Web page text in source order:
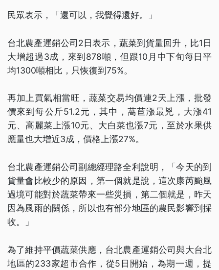
民眾表示，「還可以，我覺得還好。」
台北農產運銷公司2日表示，蔬菜到貨量回升，比1日
大增超過3成，來到878噸，但跟10月中下旬每日平
均1300噸相比，只恢復到75%。
再加上買氣相當旺，蔬菜交易均價連2天上漲，批發
價來到每公斤51.2元，其中，萵苣漲最兇，大漲41
元、高麗菜上漲10元、大白菜也漲7元，至於水果供
應量也大增近3成，價格上漲27%。
台北農產運銷公司副總經理路全利說明，「今天的到
貨量會比較少的原因，第一個就是說，這次康芮颱風
過境可能對於蔬菜帶來一些災損，第二個就是，昨天
因為風雨的關係，所以也有部分地區的農民影響到採
收。」
為了維持平價蔬菜供應，台北農產運銷公司與大台北
地區的233家超市合作，從5日開始，為期一週，提